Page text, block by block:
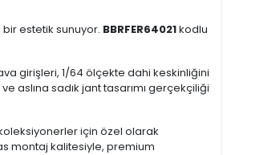
estetik sunuyor. BBRFER64021kodlu
girişleri, 1/64 ölçekte dahi keskinliğini
aslına sadık jant tasarımı gerçekçiliği
için özel olarak
montaj kalitesiyle, premium